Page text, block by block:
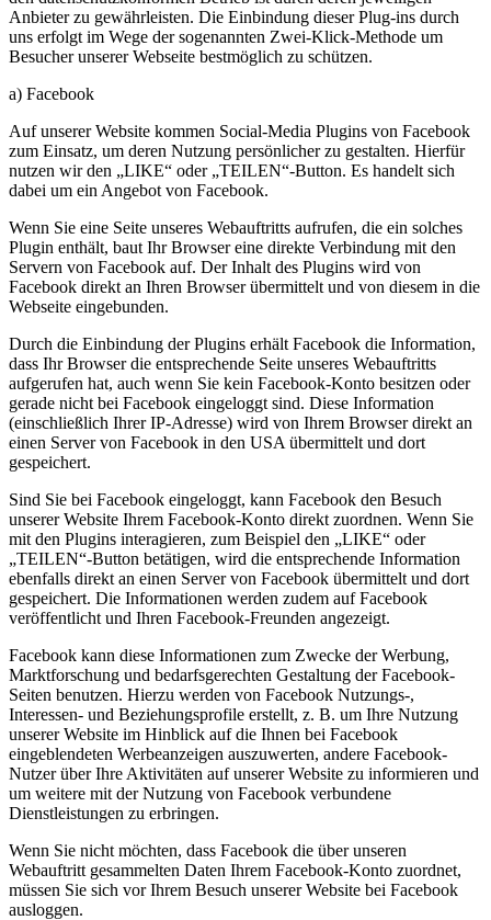
Anbieter zu gewährleisten. Die Einbindung dieser Plug-ins durch
uns erfolgt im Wege der sogenannten Zwei-Klick-Methode um
Besucher unserer Webseite bestmöglich zu schützen.
a) Facebook
Auf unserer Website kommen Social-Media Plugins von Facebook
zum Einsatz, um deren Nutzung persönlicher zu gestalten. Hierfür
nutzen wir den „LIKE“ oder „TEILEN“-Button. Es handelt sich
dabei um ein Angebot von Facebook.
Wenn Sie eine Seite unseres Webauftritts aufrufen, die ein solches
Plugin enthält, baut Ihr Browser eine direkte Verbindung mit den
Servern von Facebook auf. Der Inhalt des Plugins wird von
Facebook direkt an Ihren Browser übermittelt und von diesem in die
Webseite eingebunden.
Durch die Einbindung der Plugins erhält Facebook die Information,
dass Ihr Browser die entsprechende Seite unseres Webauftritts
aufgerufen hat, auch wenn Sie kein Facebook-Konto besitzen oder
gerade nicht bei Facebook eingeloggt sind. Diese Information
(einschließlich Ihrer IP-Adresse) wird von Ihrem Browser direkt an
einen Server von Facebook in den USA übermittelt und dort
gespeichert.
Sind Sie bei Facebook eingeloggt, kann Facebook den Besuch
unserer Website Ihrem Facebook-Konto direkt zuordnen. Wenn Sie
mit den Plugins interagieren, zum Beispiel den „LIKE“ oder
„TEILEN“-Button betätigen, wird die entsprechende Information
ebenfalls direkt an einen Server von Facebook übermittelt und dort
gespeichert. Die Informationen werden zudem auf Facebook
veröffentlicht und Ihren Facebook-Freunden angezeigt.
Facebook kann diese Informationen zum Zwecke der Werbung,
Marktforschung und bedarfsgerechten Gestaltung der Facebook-
Seiten benutzen. Hierzu werden von Facebook Nutzungs-,
Interessen- und Beziehungsprofile erstellt, z. B. um Ihre Nutzung
unserer Website im Hinblick auf die Ihnen bei Facebook
eingeblendeten Werbeanzeigen auszuwerten, andere Facebook-
Nutzer über Ihre Aktivitäten auf unserer Website zu informieren und
um weitere mit der Nutzung von Facebook verbundene
Dienstleistungen zu erbringen.
Wenn Sie nicht möchten, dass Facebook die über unseren
Webauftritt gesammelten Daten Ihrem Facebook-Konto zuordnet,
müssen Sie sich vor Ihrem Besuch unserer Website bei Facebook
ausloggen.